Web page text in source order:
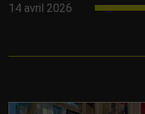
14 avril 2026